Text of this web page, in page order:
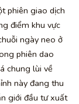
phiên giao dịch
điểm khu vực
ngày neo ở
phiên dao
chung lùi về
này đang thu
giới đầu tư xuất